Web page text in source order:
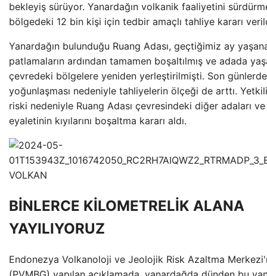
bekleyiş sürüyor. Yanardağın volkanik faaliyetini
bölgedeki 12 bin kişi için tedbir amaçlı tahliye kararı
Yanardağın bulunduğu Ruang Adası, geçtiğimiz ay
patlamaların ardından tamamen boşaltılmış ve adada
çevredeki bölgelere yeniden yerleştirilmişti. Son
yoğunlaşması nedeniyle tahliyelerin ölçeği de arttı.
riski nedeniyle Ruang Adası çevresindeki diğer adaları
eyaletinin kıyılarını boşaltma kararı aldı.
BİNLERCE KİLOMETRELİK ALANA
YAYILIYORUZ
Endonezya Volkanoloji ve Jeolojik Risk Azaltma